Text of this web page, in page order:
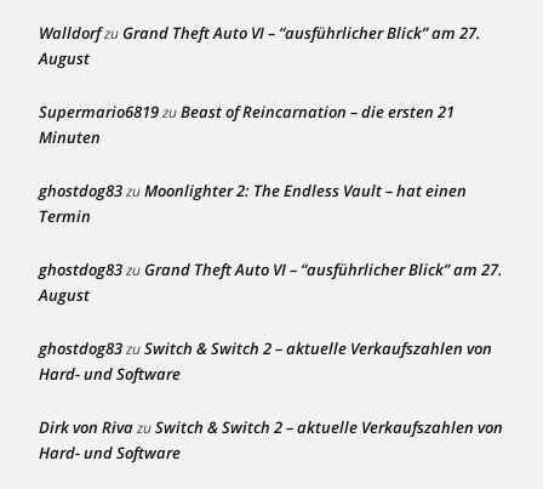
WalldorfzuGrand Theft Auto VI – “ausführlicher Blick” am 27.
August
Supermario6819zuBeast of Reincarnation – die ersten 21
Minuten
ghostdog83zuMoonlighter 2: The Endless Vault – hat einen
Termin
ghostdog83zuGrand Theft Auto VI – “ausführlicher Blick” am 27.
August
ghostdog83zuSwitch & Switch 2 – aktuelle Verkaufszahlen von
Hard- und Software
Dirk von RivazuSwitch & Switch 2 – aktuelle Verkaufszahlen von
Hard- und Software